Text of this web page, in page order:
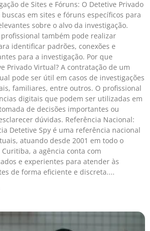
de Sites e Fóruns: O Detetive Privado
em sites e fóruns específicos para
sobre o alvo da investigação.
também pode realizar
identificar padrões, conexões e
para a investigação. Por que
Privado Virtual? A contratação de um
pode ser útil em casos de investigações
familiares, entre outros. O profissional
digitais que podem ser utilizadas em
de decisões importantes ou
dúvidas. Referência Nacional:
Detetive Spy é uma referência nacional
atuando desde 2001 em todo o
a agência conta com
e experientes para atender às
de forma eficiente e discreta.